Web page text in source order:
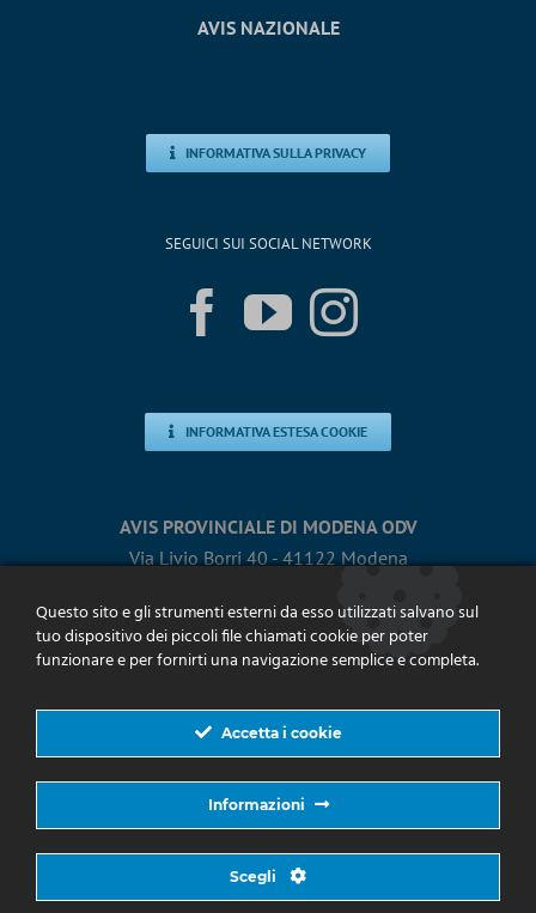
AVIS NAZIONALE
INFORMATIVA SULLA PRIVACY
SEGUICI SUI SOCIAL NETWORK
INFORMATIVA ESTESA COOKIE
AVIS PROVINCIALE DI MODENA ODV
Via Livio Borri 40 - 41122 Modena
provinciale@avismodena.it
avis.provinciale@pec.avismodena.it
TUTTI I CONTATTI
Sito web con LicenzaCreative Commons Attribuzione - Non
Questo sito e gli strumenti esterni da esso utilizzati salvano sul
tuo dispositivo dei piccoli file chiamati cookie per poter
funzionare e per fornirti una navigazione semplice e completa.
Accetta i cookie
Informazioni
Scegli